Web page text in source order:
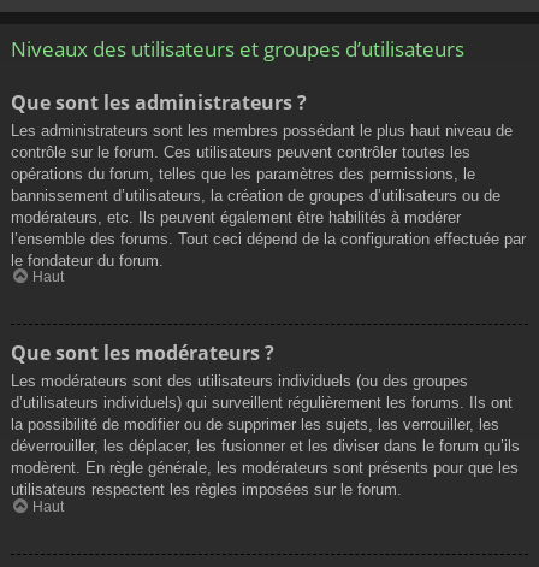
Niveaux des utilisateurs et groupes d’utilisateurs
Que sont les administrateurs ?
Les administrateurs sont les membres possédant le plus haut niveau de
contrôle sur le forum. Ces utilisateurs peuvent contrôler toutes les
opérations du forum, telles que les paramètres des permissions, le
bannissement d’utilisateurs, la création de groupes d’utilisateurs ou de
modérateurs, etc. Ils peuvent également être habilités à modérer
l’ensemble des forums. Tout ceci dépend de la configuration effectuée par
le fondateur du forum.
Haut
Que sont les modérateurs ?
Les modérateurs sont des utilisateurs individuels (ou des groupes
d’utilisateurs individuels) qui surveillent régulièrement les forums. Ils ont
la possibilité de modifier ou de supprimer les sujets, les verrouiller, les
déverrouiller, les déplacer, les fusionner et les diviser dans le forum qu’ils
modèrent. En règle générale, les modérateurs sont présents pour que les
utilisateurs respectent les règles imposées sur le forum.
Haut